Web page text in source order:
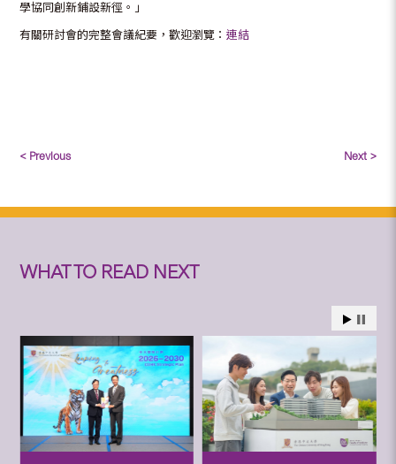
學協同創新鋪設新徑。」
有關研討會的完整會議紀要，歡迎瀏覽：連結
< Previous Next >
WHAT TO READ NEXT